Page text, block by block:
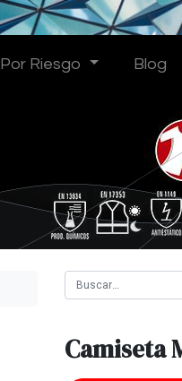
Por Riesgo Blog
Camiseta